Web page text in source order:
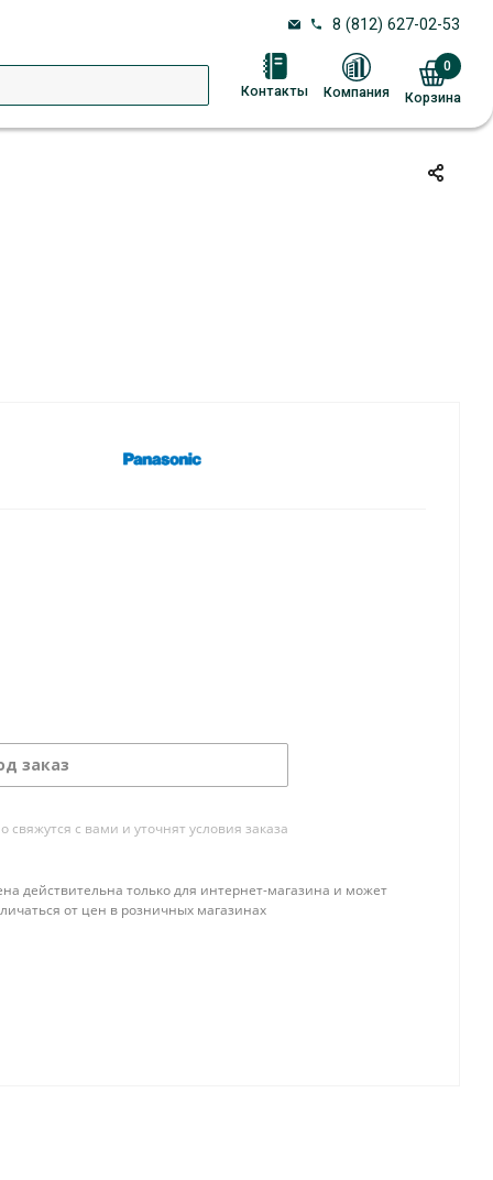
8 (812) 627-02-53
Контакты Компания Корзина
0
заказ
с вами и уточнят условия заказа
действительна только для интернет-магазина и может
от цен в розничных магазинах